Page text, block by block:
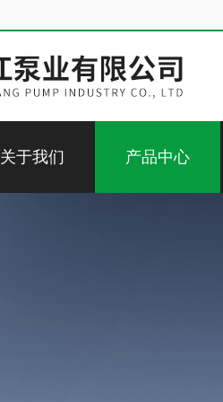
关于我们 产品中心